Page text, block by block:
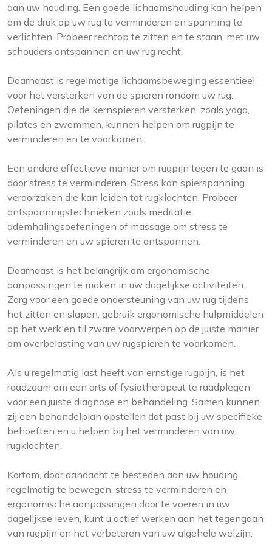
aan uw houding. Een goede lichaamshouding kan helpen
om de druk op uw rug te verminderen en spanning te
verlichten. Probeer rechtop te zitten en te staan, met uw
schouders ontspannen en uw rug recht.
Daarnaast is regelmatige lichaamsbeweging essentieel
voor het versterken van de spieren rondom uw rug.
Oefeningen die de kernspieren versterken, zoals yoga,
pilates en zwemmen, kunnen helpen om rugpijn te
verminderen en te voorkomen.
Een andere effectieve manier om rugpijn tegen te gaan is
door stress te verminderen. Stress kan spierspanning
veroorzaken die kan leiden tot rugklachten. Probeer
ontspanningstechnieken zoals meditatie,
ademhalingsoefeningen of massage om stress te
verminderen en uw spieren te ontspannen.
Daarnaast is het belangrijk om ergonomische
aanpassingen te maken in uw dagelijkse activiteiten.
Zorg voor een goede ondersteuning van uw rug tijdens
het zitten en slapen, gebruik ergonomische hulpmiddelen
op het werk en til zware voorwerpen op de juiste manier
om overbelasting van uw rugspieren te voorkomen.
Als u regelmatig last heeft van ernstige rugpijn, is het
raadzaam om een arts of fysiotherapeut te raadplegen
voor een juiste diagnose en behandeling. Samen kunnen
zij een behandelplan opstellen dat past bij uw specifieke
behoeften en u helpen bij het verminderen van uw
rugklachten.
Kortom, door aandacht te besteden aan uw houding,
regelmatig te bewegen, stress te verminderen en
ergonomische aanpassingen door te voeren in uw
dagelijkse leven, kunt u actief werken aan het tegengaan
van rugpijn en het verbeteren van uw algehele welzijn.